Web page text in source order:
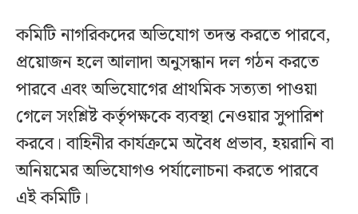
কমিটি নাগরিকদের অভিযোগ তদন্ত করতে পারবে,
প্রয়োজন হলে আলাদা অনুসন্ধান দল গঠন করতে
পারবে এবং অভিযোগের প্রাথমিক সত্যতা পাওয়া
গেলে সংশ্লিষ্ট কর্তৃপক্ষকে ব্যবস্থা নেওয়ার সুপারিশ
করবে। বাহিনীর কার্যক্রমে অবৈধ প্রভাব, হয়রানি বা
অনিয়মের অভিযোগও পর্যালোচনা করতে পারবে
এই কমিটি।